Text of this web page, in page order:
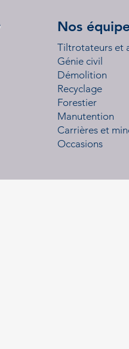
Nos
Tiltrotateurs et
Génie civil
Démolition
Recyclage
Forestier
Manutention
Carrières et
Occasions